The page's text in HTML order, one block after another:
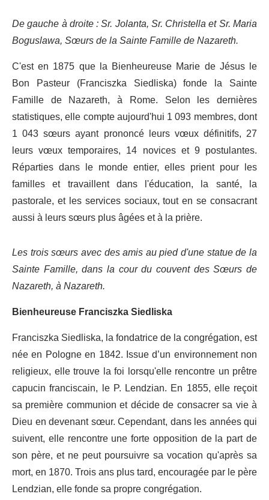
De gauche à droite : Sr. Jolanta, Sr. Christella et Sr. Maria
Boguslawa, Sœurs de la Sainte Famille de Nazareth.
C'est en 1875 que la Bienheureuse Marie de Jésus le
Bon Pasteur (Franciszka Siedliska) fonde la Sainte
Famille de Nazareth, à Rome. Selon les dernières
statistiques, elle compte aujourd'hui 1 093 membres, dont
1 043 sœurs ayant prononcé leurs vœux définitifs, 27
leurs vœux temporaires, 14 novices et 9 postulantes.
Réparties dans le monde entier, elles prient pour les
familles et travaillent dans l'éducation, la santé, la
pastorale, et les services sociaux, tout en se consacrant
aussi à leurs sœurs plus âgées et à la prière.
Les trois sœurs avec des amis au pied d'une statue de la
Sainte Famille, dans la cour du couvent des Sœurs de
Nazareth, à Nazareth.
Bienheureuse Franciszka Siedliska
Franciszka Siedliska, la fondatrice de la congrégation, est
née en Pologne en 1842. Issue d’un environnement non
religieux, elle trouve la foi lorsqu'elle rencontre un prêtre
capucin franciscain, le P. Lendzian. En 1855, elle reçoit
sa première communion et décide de consacrer sa vie à
Dieu en devenant sœur. Cependant, dans les années qui
suivent, elle rencontre une forte opposition de la part de
son père, et ne peut poursuivre sa vocation qu'après sa
mort, en 1870. Trois ans plus tard, encouragée par le père
Lendzian, elle fonde sa propre congrégation.